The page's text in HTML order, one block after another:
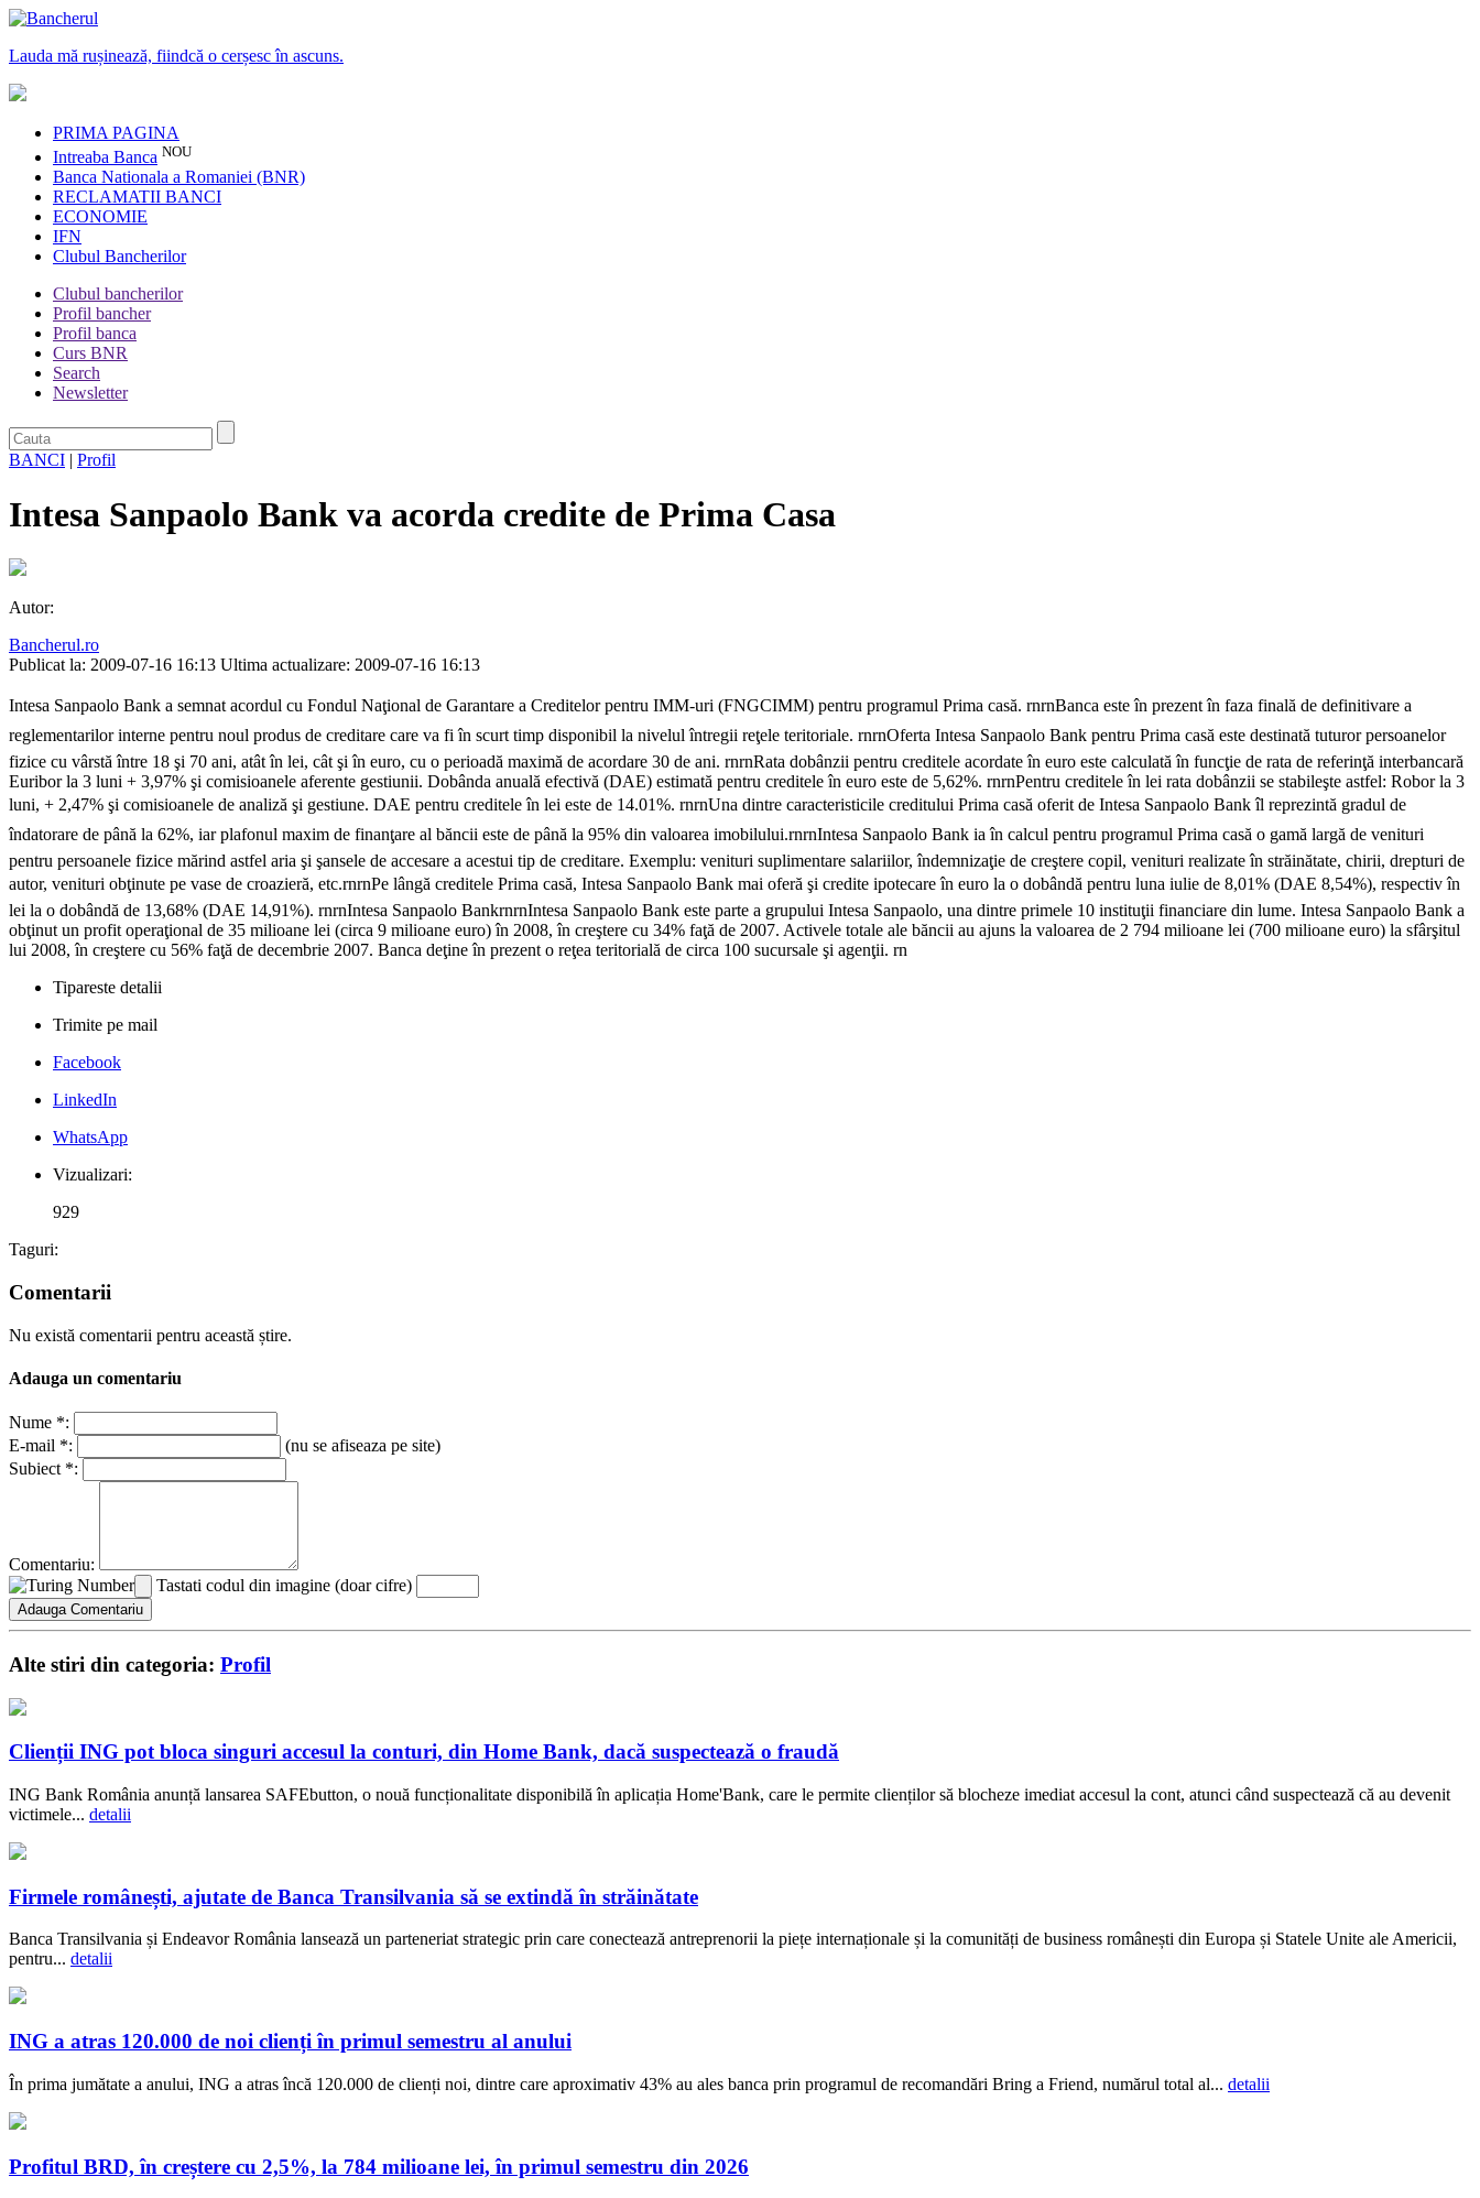
Lauda mă rușinează, fiindcă o cerșesc în ascuns.
PRIMA PAGINA
Intreaba Banca NOU
Banca Nationala a Romaniei (BNR)
RECLAMATII BANCI
ECONOMIE
IFN
Clubul Bancherilor
Clubul bancherilor
Profil bancher
Profil banca
Curs BNR
Search
Newsletter
BANCI | Profil
Intesa Sanpaolo Bank va acorda credite de Prima Casa
Autor:
Bancherul.ro
Publicat la: 2009-07-16 16:13 Ultima actualizare: 2009-07-16 16:13
Intesa Sanpaolo Bank a semnat acordul cu Fondul Naţional de Garantare a Creditelor pentru IMM-uri (FNGCIMM) pentru programul Prima casă. rnrnBanca este în prezent în faza finală de definitivare a
reglementarilor interne pentru noul produs de creditare care va fi în scurt timp disponibil la nivelul întregii reţele teritoriale. rnrnOferta Intesa Sanpaolo Bank pentru Prima casă este destinată tuturor persoanelor
fizice cu vârstă între 18 şi 70 ani, atât în lei, cât şi în euro, cu o perioadă maximă de acordare 30 de ani. rnrnRata dobânzii pentru creditele acordate în euro este calculată în funcţie de rata de referinţă interbancară
Euribor la 3 luni + 3,97% şi comisioanele aferente gestiunii. Dobânda anuală efectivă (DAE) estimată pentru creditele în euro este de 5,62%. rnrnPentru creditele în lei rata dobânzii se stabileşte astfel: Robor la 3
luni, + 2,47% şi comisioanele de analiză şi gestiune. DAE pentru creditele în lei este de 14.01%. rnrnUna dintre caracteristicile creditului Prima casă oferit de Intesa Sanpaolo Bank îl reprezintă gradul de
îndatorare de până la 62%, iar plafonul maxim de finanţare al băncii este de până la 95% din valoarea imobilului.rnrnIntesa Sanpaolo Bank ia în calcul pentru programul Prima casă o gamă largă de venituri
pentru persoanele fizice mărind astfel aria şi şansele de accesare a acestui tip de creditare. Exemplu: venituri suplimentare salariilor, îndemnizaţie de creştere copil, venituri realizate în străinătate, chirii, drepturi de
autor, venituri obţinute pe vase de croazieră, etc.rnrnPe lângă creditele Prima casă, Intesa Sanpaolo Bank mai oferă şi credite ipotecare în euro la o dobândă pentru luna iulie de 8,01% (DAE 8,54%), respectiv în
lei la o dobândă de 13,68% (DAE 14,91%). rnrnIntesa Sanpaolo BankrnrnIntesa Sanpaolo Bank este parte a grupului Intesa Sanpaolo, una dintre primele 10 instituţii financiare din lume. Intesa Sanpaolo Bank a
obţinut un profit operaţional de 35 milioane lei (circa 9 milioane euro) în 2008, în creştere cu 34% faţă de 2007. Activele totale ale băncii au ajuns la valoarea de 2 794 milioane lei (700 milioane euro) la sfârşitul
lui 2008, în creştere cu 56% faţă de decembrie 2007. Banca deţine în prezent o reţea teritorială de circa 100 sucursale şi agenţii. rn
Tipareste detalii
Trimite pe mail
Facebook
LinkedIn
WhatsApp
Vizualizari:
929
Taguri:
Comentarii
Nu există comentarii pentru această știre.
Adauga un comentariu
Nume *:
E-mail *:
(nu se afiseaza pe site)
Subiect *:
Comentariu:
Tastati codul din imagine (doar cifre)
Alte stiri din categoria: Profil
Clienții ING pot bloca singuri accesul la conturi, din Home Bank, dacă suspectează o fraudă
ING Bank România anunță lansarea SAFEbutton, o nouă funcționalitate disponibilă în aplicația Home'Bank, care le permite clienților să blocheze imediat accesul la cont, atunci când suspectează că au devenit
victimele... detalii
Firmele românești, ajutate de Banca Transilvania să se extindă în străinătate
Banca Transilvania și Endeavor România lansează un parteneriat strategic prin care conectează antreprenorii la piețe internaționale și la comunități de business românești din Europa și Statele Unite ale Americii,
pentru... detalii
ING a atras 120.000 de noi clienți în primul semestru al anului
În prima jumătate a anului, ING a atras încă 120.000 de clienți noi, dintre care aproximativ 43% au ales banca prin programul de recomandări Bring a Friend, numărul total al... detalii
Profitul BRD, în creștere cu 2,5%, la 784 milioane lei, în primul semestru din 2026